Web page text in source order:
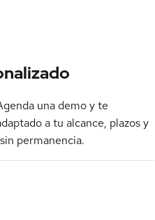
una demo y te
a tu alcance, plazos y
permanencia.